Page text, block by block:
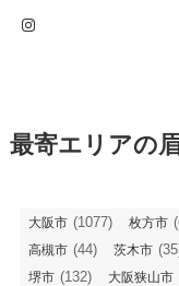
Instagram
最寄エリアの
大阪市 (1077) 枚方市
高槻市 (44) 茨木市
堺市 (132) 大阪狭山市